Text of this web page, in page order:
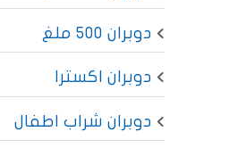
دوبران 500 ملغ
دوبران اكسترا
دوبران شراب اطفال